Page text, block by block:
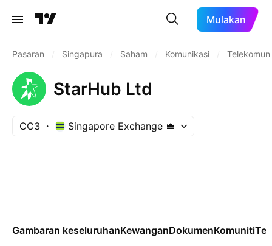
Mulakan
Pasaran Singapura Saham Komunikasi
StarHub Ltd
CC3 Singapore Exchange
Gambaran keseluruhanKewanganDokumenKomuniti